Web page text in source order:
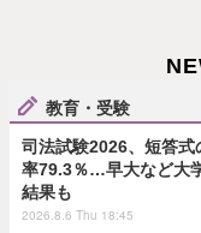
教育・受験
司法試験2026、短答式
率79.3％…早大など大
結果も
2026.8.6 Thu 18:45